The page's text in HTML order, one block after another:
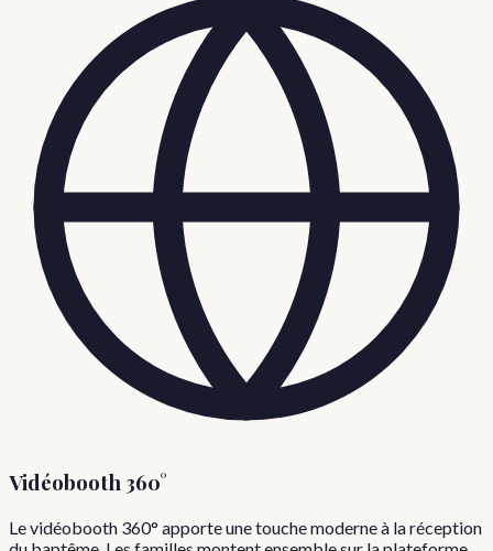
Vidéobooth 360°
Le vidéobooth 360° apporte une touche moderne à la réception